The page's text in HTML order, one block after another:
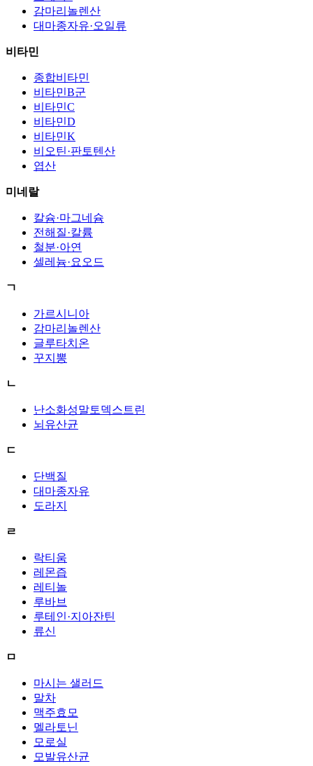
감마리놀렌산
대마종자유·오일류
비타민
종합비타민
비타민B군
비타민C
비타민D
비타민K
비오틴·판토텐산
엽산
미네랄
칼슘·마그네슘
전해질·칼륨
철분·아연
셀레늄·요오드
ㄱ
가르시니아
감마리놀렌산
글루타치온
꾸지뽕
ㄴ
난소화성말토덱스트린
뇌유산균
ㄷ
단백질
대마종자유
도라지
ㄹ
락티움
레몬즙
레티놀
루바브
루테인·지아잔틴
류신
ㅁ
마시는 샐러드
말차
맥주효모
멜라토닌
모로실
모발유산균